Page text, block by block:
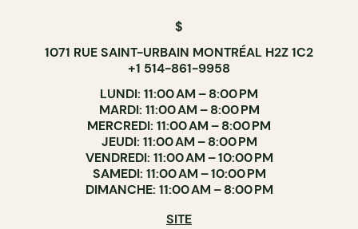
$
1071 RUE SAINT-URBAIN MONTRÉAL H2Z 1C2
+1 514-861-9958
LUNDI: 11:00 AM – 8:00 PM
MARDI: 11:00 AM – 8:00 PM
MERCREDI: 11:00 AM – 8:00 PM
JEUDI: 11:00 AM – 8:00 PM
VENDREDI: 11:00 AM – 10:00 PM
SAMEDI: 11:00 AM – 10:00 PM
DIMANCHE: 11:00 AM – 8:00 PM
SITE